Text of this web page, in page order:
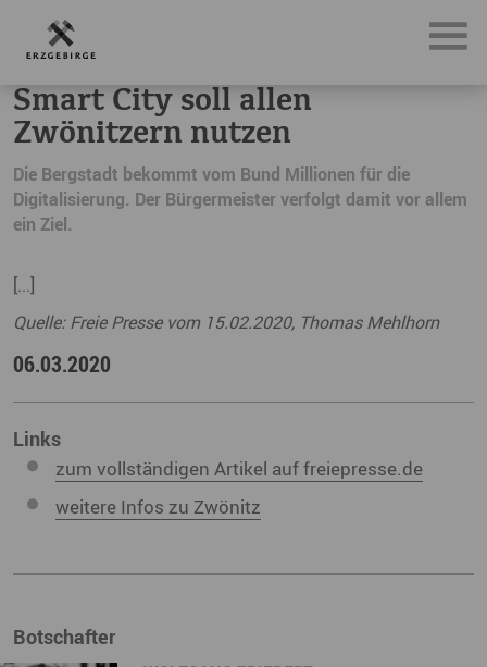
News, Neuigkeiten & Nachrichten aus dem Erzgebirge
Smart City soll allen
Zwönitzern nutzen
Die Bergstadt bekommt vom Bund Millionen für die
Digitalisierung. Der Bürgermeister verfolgt damit vor allem
ein Ziel.
[...]
Quelle: Freie Presse vom 15.02.2020, Thomas Mehlhorn
06.03.2020
Links
zum vollständigen Artikel auf freiepresse.de
weitere Infos zu Zwönitz
Botschafter